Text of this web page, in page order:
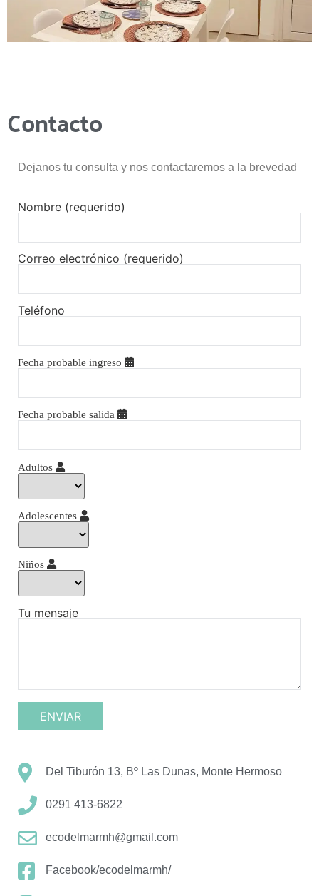
Contacto
Dejanos tu consulta y nos contactaremos a la brevedad
Nombre (requerido)
Correo electrónico (requerido)
Teléfono
Fecha probable ingreso
Fecha probable salida
Adultos
Adolescentes
Niños
Tu mensaje
Del Tiburón 13, Bº Las Dunas, Monte Hermoso
0291 413-6822
ecodelmarmh@gmail.com
Facebook/ecodelmarmh/